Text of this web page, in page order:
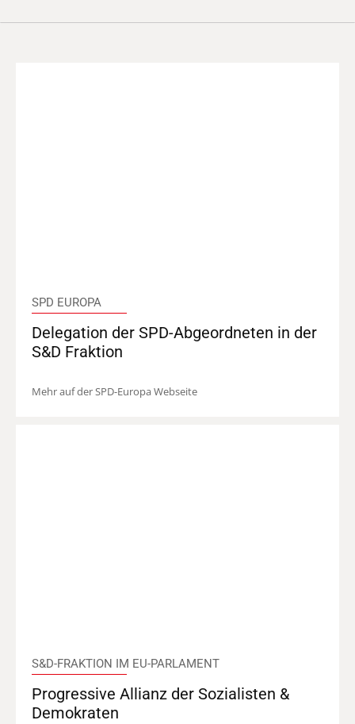
SPD EUROPA
Delegation der SPD-Abgeordneten in der
S&D Fraktion
Mehr auf der SPD-Europa Webseite
S&D-FRAKTION IM EU-PARLAMENT
Progressive Allianz der Sozialisten &
Demokraten